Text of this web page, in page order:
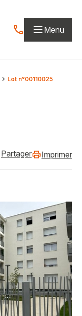
Contactez-nous
Menu
Lot n°00110025
Partager Imprimer